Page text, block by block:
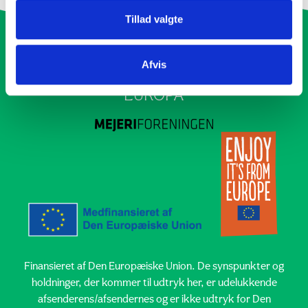
Tillad valgte
Afvis
SAMMEN OM EN ANSVARLIG FREMTID I
EUROPA
Finansieret af Den Europæiske Union. De synspunkter og
holdninger, der kommer til udtryk her, er udelukkende
afsenderens/afsendernes og er ikke udtryk for Den